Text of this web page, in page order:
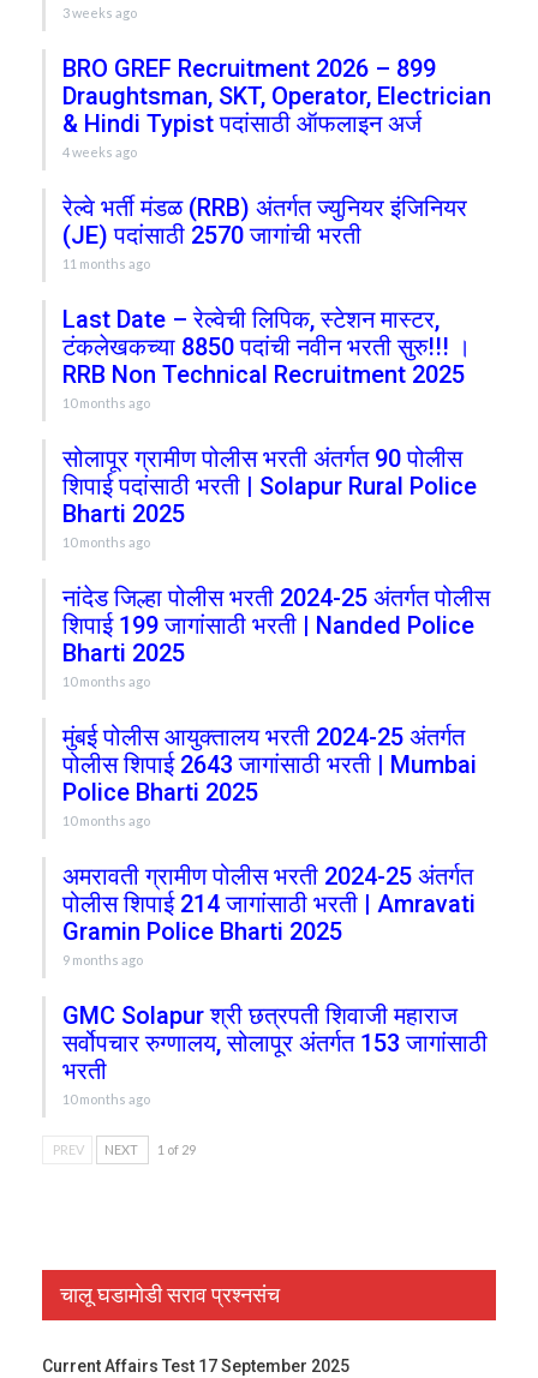
3 weeks ago
BRO GREF Recruitment 2026 – 899
Draughtsman, SKT, Operator, Electrician
& Hindi Typist पदांसाठी ऑफलाइन अर्ज
4 weeks ago
रेल्वे भर्ती मंडळ (RRB) अंतर्गत ज्युनियर इंजिनियर
(JE) पदांसाठी 2570 जागांची भरती
11 months ago
Last Date – रेल्वेची लिपिक, स्टेशन मास्टर,
टंकलेखकच्या 8850 पदांची नवीन भरती सुरु!!! ।
RRB Non Technical Recruitment 2025
10 months ago
सोलापूर ग्रामीण पोलीस भरती अंतर्गत 90 पोलीस
शिपाई पदांसाठी भरती | Solapur Rural Police
Bharti 2025
10 months ago
नांदेड जिल्हा पोलीस भरती 2024-25 अंतर्गत पोलीस
शिपाई 199 जागांसाठी भरती | Nanded Police
Bharti 2025
10 months ago
मुंबई पोलीस आयुक्तालय भरती 2024-25 अंतर्गत
पोलीस शिपाई 2643 जागांसाठी भरती | Mumbai
Police Bharti 2025
10 months ago
अमरावती ग्रामीण पोलीस भरती 2024-25 अंतर्गत
पोलीस शिपाई 214 जागांसाठी भरती | Amravati
Gramin Police Bharti 2025
9 months ago
GMC Solapur श्री छत्रपती शिवाजी महाराज
सर्वोपचार रुग्णालय, सोलापूर अंतर्गत 153 जागांसाठी
भरती
10 months ago
PREV NEXT 1 of 29
चालू घडामोडी सराव प्रश्नसंच
Current Affairs Test 17 September 2025